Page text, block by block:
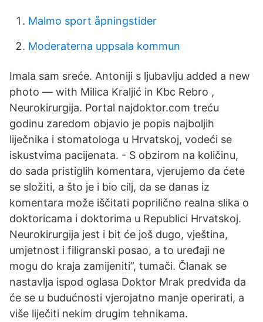
Malmo sport åpningstider
Moderaterna uppsala kommun
Imala sam sreće. Antoniji s ljubavlju added a new
photo — with Milica Kraljić in Kbc Rebro ,
Neurokirurgija. Portal najdoktor.com treću
godinu zaredom objavio je popis najboljih
liječnika i stomatologa u Hrvatskoj, vodeći se
iskustvima pacijenata. - S obzirom na količinu,
do sada pristiglih komentara, vjerujemo da ćete
se složiti, a što je i bio cilj, da se danas iz
komentara može iščitati poprilično realna slika o
doktoricama i doktorima u Republici Hrvatskoj.
Neurokirurgija jest i bit će još dugo, vještina,
umjetnost i filigranski posao, a to uređaji ne
mogu do kraja zamijeniti”, tumači. Članak se
nastavlja ispod oglasa Doktor Mrak predviđa da
će se u budućnosti vjerojatno manje operirati, a
više liječiti nekim drugim tehnikama.